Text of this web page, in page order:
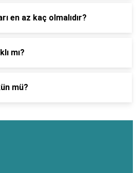
en az kaç olmalıdır?
mı?
mü?